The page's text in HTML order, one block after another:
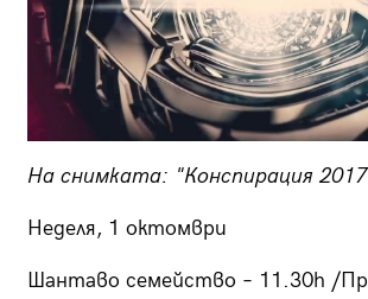
На снимката: "Конспирация
Неделя, 1 октомври
Шантаво семейство – 11.30h /